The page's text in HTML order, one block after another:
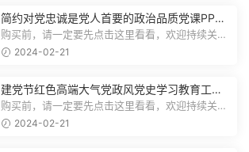
简约对党忠诚是党人首要的政治品质党课PPT
模板
购买前，请一定要先点击这里看看，欢迎持续关
注，精彩模板每天推送预览结束，一共1...
2024-02-21
建党节红色高端大气党政风党史学习教育工作
总结主题PPT模板
购买前，请一定要先点击这里看看，欢迎持续关
注，精彩模板每天推送预览结束，一共2...
2024-02-21